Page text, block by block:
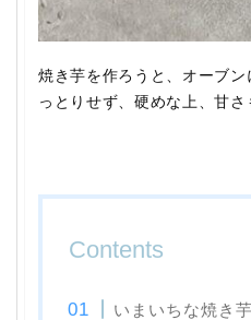
焼き芋を作ろうと、オーブ
っとりせず、硬めな上、甘さ
Contents
いまいちな焼き